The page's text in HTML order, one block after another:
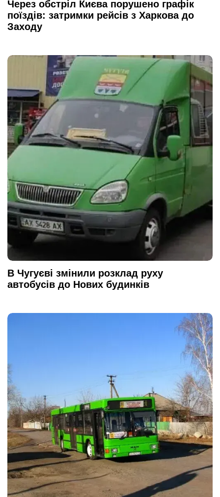
Через обстріл Києва порушено графік
поїздів: затримки рейсів з Харкова до
Заходу
В Чугуєві змінили розклад руху
автобусів до Нових будинків